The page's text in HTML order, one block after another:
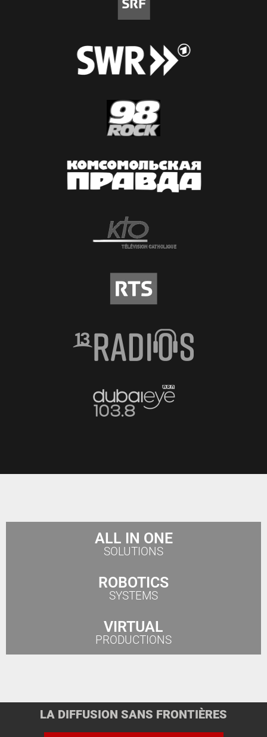
ALL IN ONE
SOLUTIONS
ROBOTICS
SYSTEMS
VIRTUAL
PRODUCTIONS
LA DIFFUSION SANS FRONTIÈRES